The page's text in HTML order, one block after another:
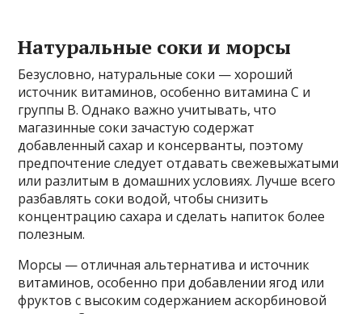
Натуральные соки и морсы
Безусловно, натуральные соки — хороший
источник витаминов, особенно витамина С и
группы В. Однако важно учитывать, что
магазинные соки зачастую содержат
добавленный сахар и консерванты, поэтому
предпочтение следует отдавать свежевыжатыми
или разлитым в домашних условиях. Лучше всего
разбавлять соки водой, чтобы снизить
концентрацию сахара и сделать напиток более
полезным.
Морсы — отличная альтернатива и источник
витаминов, особенно при добавлении ягод или
фруктов с высоким содержанием аскорбиновой